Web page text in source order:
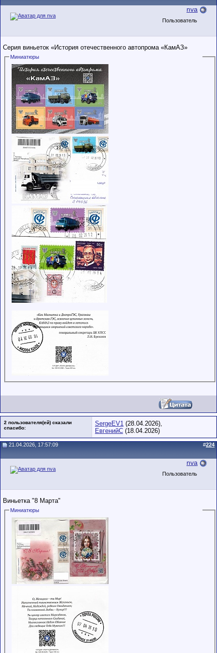
nva
Пользователь
Серия виньеток «История отечественного автопрома «КамАЗ»
Миниатюры
2 пользователя(ей) сказали
cпасибо:
SergeEV1 (28.04.2026),
ЕвгенийС (18.04.2026)
21.04.2026, 17:57:09 #224
nva
Пользователь
Виньетка "8 Марта"
Миниатюры